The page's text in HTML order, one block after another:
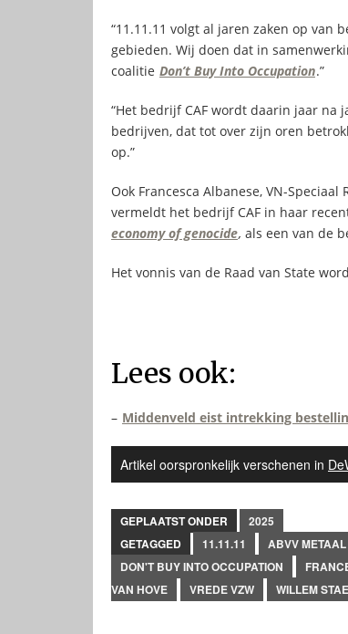
“11.11.11 volgt al jaren zaken op
gebieden. Wij doen dat in
coalitie Don’t Buy Into Occupation.”
“Het bedrijf CAF wordt daarin jaar na
bedrijven, dat tot over zijn oren
op.”
Ook Francesca Albanese, VN-
vermeldt het bedrijf CAF in haar
economy of genocide, als een van de
Het vonnis van de Raad van State
Lees ook:
– Middenveld eist intrekking
Artikel oorspronkelijk verschenen in
GEPLAATST ONDER
2025
GETAGGED
11.11.11 ABVV METAAL
DON'T BUY INTO OCCUPATION
VAN HOVE
VREDE VZW WILLEM